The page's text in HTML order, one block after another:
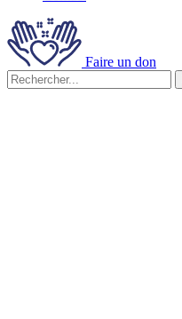
Faire un don